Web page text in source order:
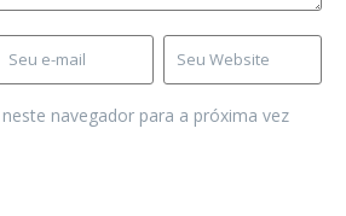
navegador para a próxima vez